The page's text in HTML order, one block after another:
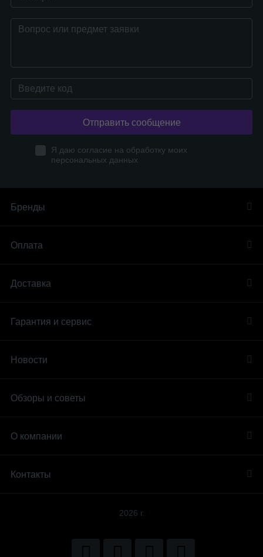
Отправить сообщение
Я даю согласие на обработку моих
персональных данных
Бренды
Оплата
Доставка
Гарантия и сервис
Новости
Обзоры и советы
О компании
Контакты
2026 г.